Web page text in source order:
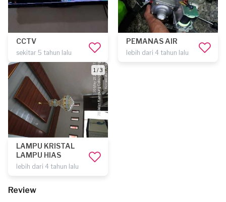
CCTV
sekitar 5 tahun lalu
PEMANAS AIR
lebih dari 4 tahun lalu
1 / 3
LAMPU KRISTAL
LAMPU HIAS
lebih dari 4 tahun lalu
Review